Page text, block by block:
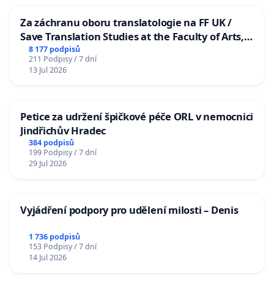
Za záchranu oboru translatologie na FF UK /
Save Translation Studies at the Faculty of Arts,
Charles University
8 177 podpisů
211 Podpisy / 7 dní
13 Jul 2026
Petice za udržení špičkové péče ORL v nemocnici
Jindřichův Hradec
384 podpisů
199 Podpisy / 7 dní
29 Jul 2026
Vyjádření podpory pro udělení milosti – Denis
1 736 podpisů
153 Podpisy / 7 dní
14 Jul 2026